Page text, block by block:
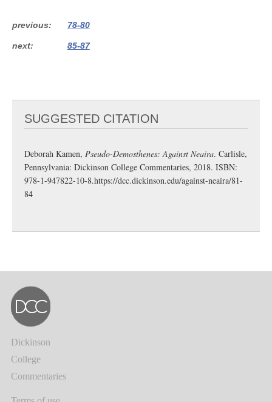
previous 78-80
next 85-87
SUGGESTED CITATION
Deborah Kamen, Pseudo-Demosthenes: Against Neaira. Carlisle,
Pennsylvania: Dickinson College Commentaries, 2018. ISBN:
978-1-947822-10-8.https://dcc.dickinson.edu/against-neaira/81-
84
Dickinson
College
Commentaries